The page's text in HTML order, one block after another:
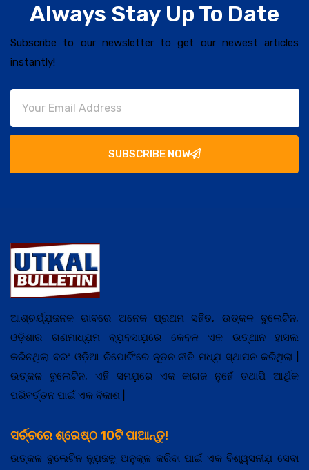
Always Stay Up To Date
Subscribe to our newsletter to get our newest articles
instantly!
SUBSCRIBE NOW
ଆଶ୍ଚର୍ଯ୍ଯ଼ଜନକ ଭାବରେ ଅନେକ ପ୍ରଥମ ସହିତ, ଉତ୍କଳ ବୁଲେଟିନ,
ଓଡ଼ିଶାର ଗଣମାଧ୍ଯ଼ମ ବ୍ଯ଼ବସାଯ଼ରେ କେବଳ ଏକ ଉତ୍ଥାନ ହାସଲ
କରିନଥିଲା ବରଂ ଓଡ଼ିଆ ରିପୋର୍ଟିଂରେ ନୂତନ ନୀତି ମଧ୍ଯ଼ ସ୍ଥାପନ କରିଥିଲା |
ଉତ୍କଳ ବୁଲେଟିନ, ଏହି ସମଯ଼ରେ ଏକ କାଗଜ ନୁହେଁ ତଥାପି ଆର୍ଥିକ
ପରିବର୍ତ୍ତନ ପାଇଁ ଏକ ବିକାଶ |
ସର୍ଚ୍ଚରେ ଶ୍ରେଷ୍ଠ 10ଟି ପାଆନ୍ତୁ!
ଉତ୍କଳ ବୁଲେଟିନ ନ୍ଯ଼ୁଜକୁ ଅନୁକୂଳ କରିବା ପାଇଁ ଏକ ବିଶ୍ୱସନୀଯ଼ ସେବା